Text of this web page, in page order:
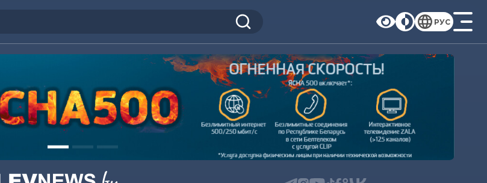
РУС